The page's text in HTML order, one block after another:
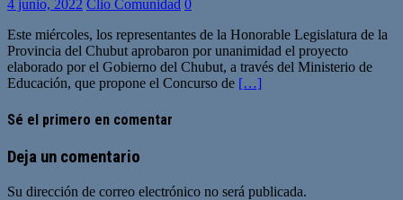
4 junio, 2022 Clio Comunidad 0
Este miércoles, los representantes de la Honorable Legislatura de la
Provincia del Chubut aprobaron por unanimidad el proyecto
elaborado por el Gobierno del Chubut, a través del Ministerio de
Educación, que propone el Concurso de […]
Sé el primero en comentar
Deja un comentario
Su dirección de correo electrónico no será publicada.